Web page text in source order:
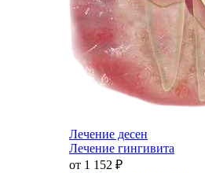
Лечение десен
Лечение гингивита
от 1 152 ₽